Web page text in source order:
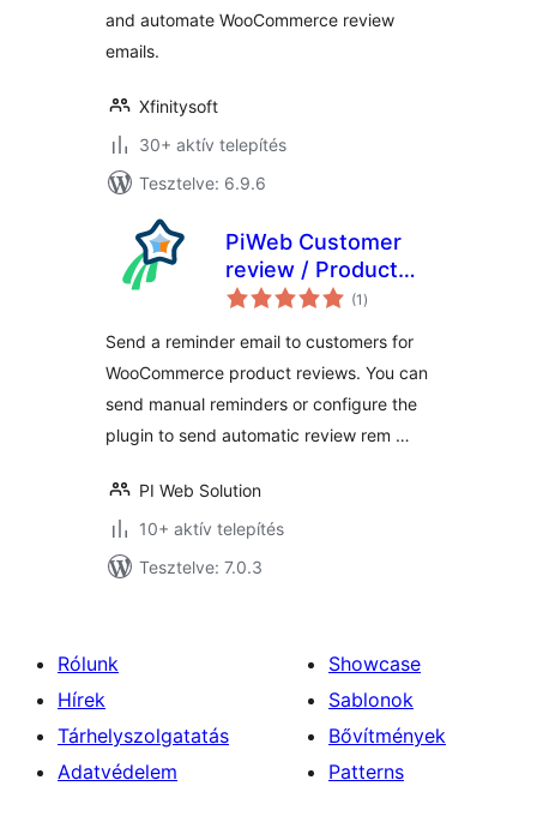
and automate WooCommerce review
emails.
Xfinitysoft
30+ aktív telepítés
Tesztelve: 6.9.6
PiWeb Customer
review / Product
review for
(1 értékelés
összesen
)
Send a reminder email to customers for
WooCommerce product reviews. You can
send manual reminders or configure the
plugin to send automatic review rem …
PI Web Solution
10+ aktív telepítés
Tesztelve: 7.0.3
Rólunk
Hírek
Tárhelyszolgatatás
Adatvédelem
Showcase
Sablonok
Bővítmények
Patterns